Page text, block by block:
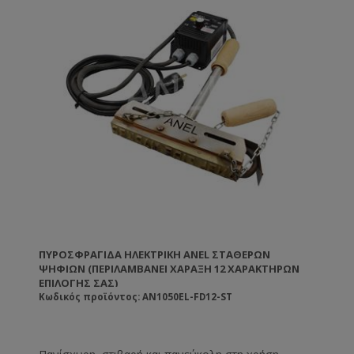
ΜΗΚΟΣ x 12cm ΠΛΑΤΟΣ x 13cm ΥΨΟΣ
ΠΥΡΟΣΦΡΑΓΊΔΑ ΗΛΕΚΤΡΙΚΉ ANEL ΣΤΑΘΕΡΏΝ
ΨΗΦΊΩΝ (ΠΕΡΙΛΑΜΒΆΝΕΙ ΧΆΡΑΞΗ 12 ΧΑΡΑΚΤΉΡΩΝ
ΕΠΙΛΟΓΉΣ ΣΑΣ)
Κωδικός προϊόντος: AN1050EL-FD12-ST